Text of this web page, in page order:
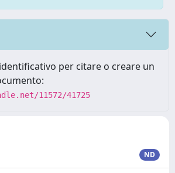
per citare o creare un
11572/41725
ND